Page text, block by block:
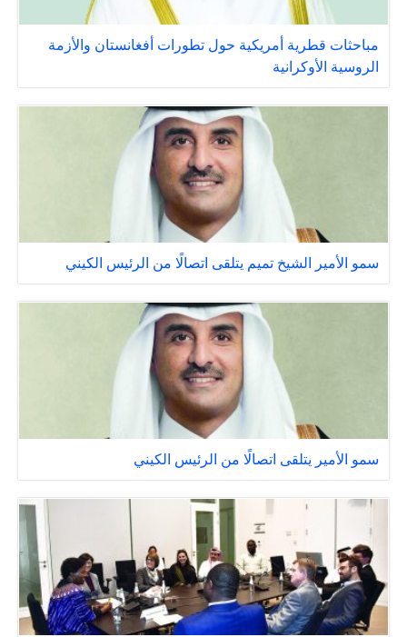
مباحثات قطرية أمريكية حول تطورات أفغانستان والأزمة
الروسية الأوكرانية
سمو الأمير الشيخ تميم يتلقى اتصالًا من الرئيس الكيني
سمو الأمير يتلقى اتصالًا من الرئيس الكيني